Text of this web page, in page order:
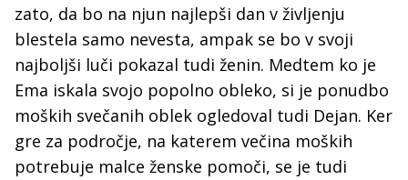
zato, da bo na njun najlepši dan v življenju
blestela samo nevesta, ampak se bo v svoji
najboljši luči pokazal tudi ženin. Medtem ko je
Ema iskala svojo popolno obleko, si je ponudbo
moških svečanih oblek ogledoval tudi Dejan. Ker
gre za področje, na katerem večina moških
potrebuje malce ženske pomoči, se je tudi